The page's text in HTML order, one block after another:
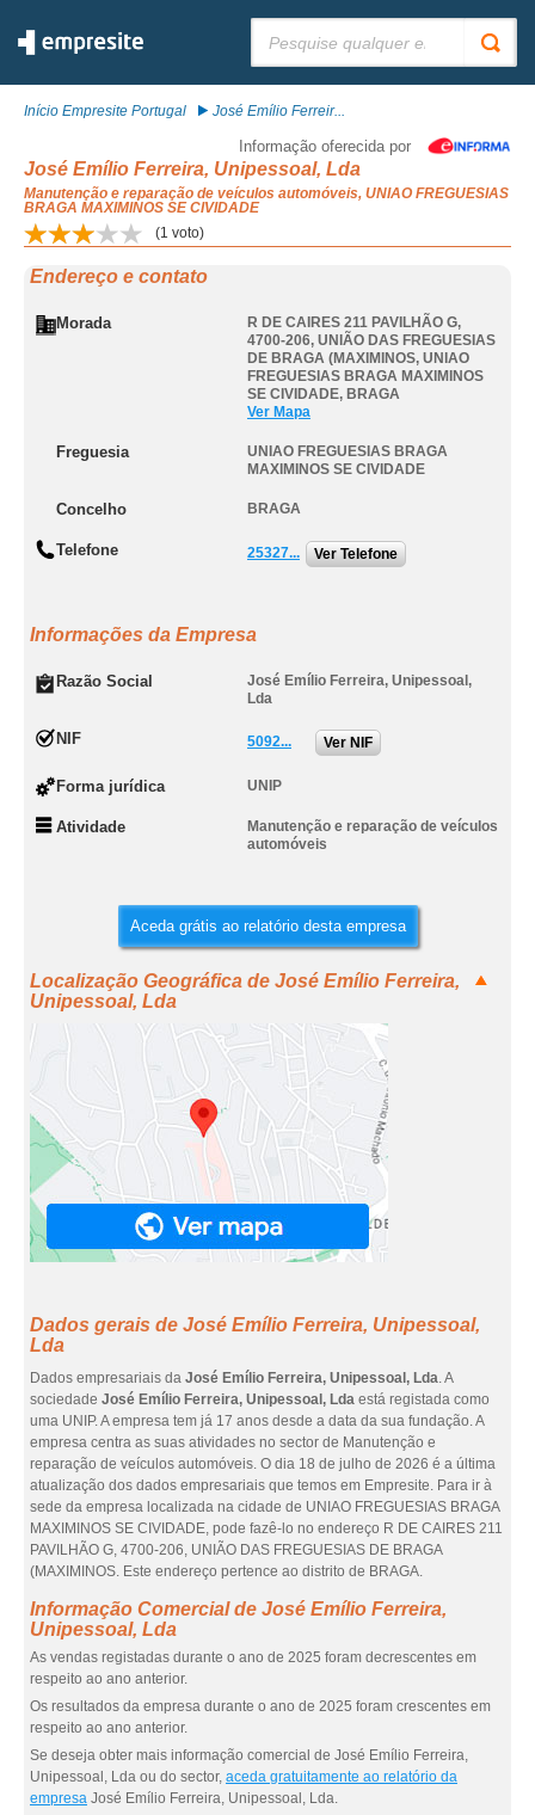
Início Empresite Portugal José Emílio Ferreir...
Informação oferecida por
José Emílio Ferreira, Unipessoal, Lda
Manutenção e reparação de veículos automóveis, UNIAO FREGUESIAS
BRAGA MAXIMINOS SE CIVIDADE
(1 voto)
Endereço e contato
Morada
R DE CAIRES 211 PAVILHÃO G,
4700-206, UNIÃO DAS FREGUESIAS
DE BRAGA (MAXIMINOS, UNIAO
FREGUESIAS BRAGA MAXIMINOS
SE CIVIDADE, BRAGA
Ver Mapa
Freguesia
UNIAO FREGUESIAS BRAGA
MAXIMINOS SE CIVIDADE
Concelho BRAGA
Telefone 25327... Ver Telefone
Informações da Empresa
Razão Social
José Emílio Ferreira, Unipessoal,
Lda
NIF 5092... Ver NIF
Forma jurídica UNIP
Atividade
Manutenção e reparação de veículos
automóveis
Aceda grátis ao relatório desta empresa
Localização Geográfica de José Emílio Ferreira,
Unipessoal, Lda
Dados gerais de José Emílio Ferreira, Unipessoal,
Lda
Dados empresariais da José Emílio Ferreira, Unipessoal, Lda. A
sociedade José Emílio Ferreira, Unipessoal, Lda está registada como
uma UNIP. A empresa tem já 17 anos desde a data da sua fundação. A
empresa centra as suas atividades no sector de Manutenção e
reparação de veículos automóveis. O dia 18 de julho de 2026 é a última
atualização dos dados empresariais que temos em Empresite. Para ir à
sede da empresa localizada na cidade de UNIAO FREGUESIAS BRAGA
MAXIMINOS SE CIVIDADE, pode fazê-lo no endereço R DE CAIRES 211
PAVILHÃO G, 4700-206, UNIÃO DAS FREGUESIAS DE BRAGA
(MAXIMINOS. Este endereço pertence ao distrito de BRAGA.
Informação Comercial de José Emílio Ferreira,
Unipessoal, Lda
As vendas registadas durante o ano de 2025 foram decrescentes em
respeito ao ano anterior.
Os resultados da empresa durante o ano de 2025 foram crescentes em
respeito ao ano anterior.
Se deseja obter mais informação comercial de José Emílio Ferreira,
Unipessoal, Lda ou do sector, aceda gratuitamente ao relatório da
empresa José Emílio Ferreira, Unipessoal, Lda.